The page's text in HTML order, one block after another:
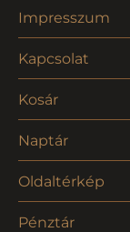
Impresszum
Kapcsolat
Kosár
Naptár
Oldaltérkép
Pénztár